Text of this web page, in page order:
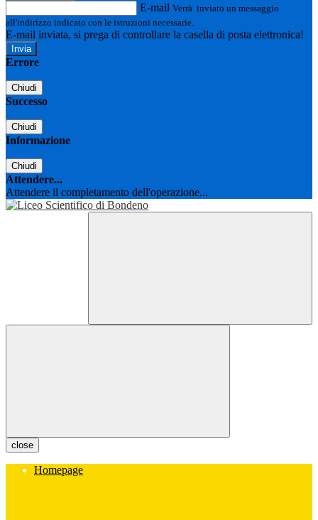
E-mail Verrà inviato un messaggio
all'indirizzo indicato con le istruzioni necessarie.
E-mail inviata, si prega di controllare la casella di posta elettronica!
Errore
Chiudi
Successo
Chiudi
Informazione
Chiudi
Attendere...
Attendere il completamento dell'operazione...
close
Homepage